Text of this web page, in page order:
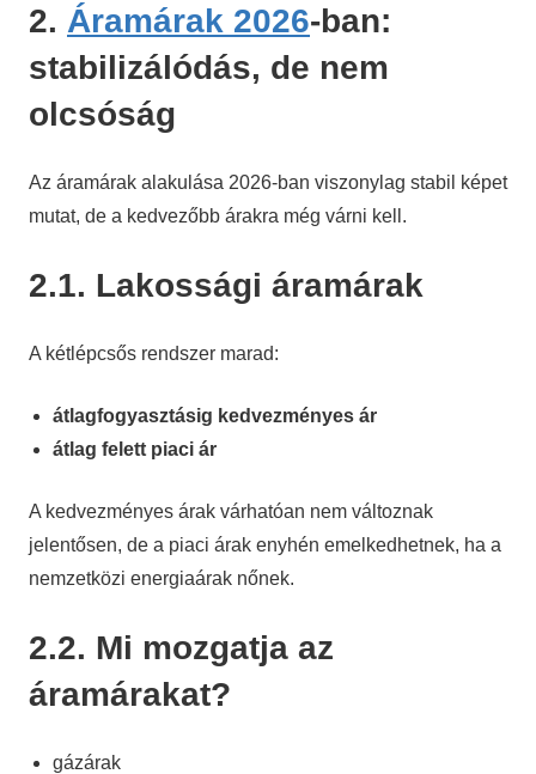
2. Áramárak 2026-ban:
stabilizálódás, de nem
olcsóság
Az áramárak alakulása 2026-ban viszonylag stabil képet
mutat, de a kedvezőbb árakra még várni kell.
2.1. Lakossági áramárak
A kétlépcsős rendszer marad:
átlagfogyasztásig kedvezményes ár
átlag felett piaci ár
A kedvezményes árak várhatóan nem változnak
jelentősen, de a piaci árak enyhén emelkedhetnek, ha a
nemzetközi energiaárak nőnek.
2.2. Mi mozgatja az
áramárakat?
gázárak